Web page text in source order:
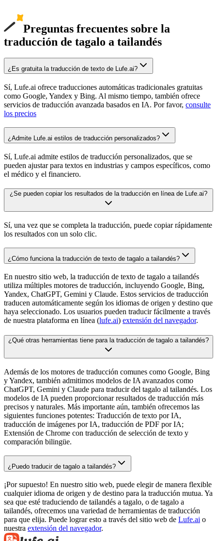
Preguntas frecuentes sobre la
traducción de tagalo a tailandés
¿Es gratuita la traducción de texto de Lufe.ai?
Sí, Lufe.ai ofrece traducciones automáticas tradicionales gratuitas
como Google, Yandex y Bing. Al mismo tiempo, también ofrece
servicios de traducción avanzada basados en IA. Por favor, consulte
los precios
¿Admite Lufe.ai estilos de traducción personalizados?
Sí, Lufe.ai admite estilos de traducción personalizados, que se
pueden ajustar para textos en industrias y campos específicos, como
el médico y el financiero.
¿Se pueden copiar los resultados de la traducción en línea de Lufe.ai?
Sí, una vez que se completa la traducción, puede copiar rápidamente
los resultados con un solo clic.
¿Cómo funciona la traducción de texto de tagalo a tailandés?
En nuestro sitio web, la traducción de texto de tagalo a tailandés
utiliza múltiples motores de traducción, incluyendo Google, Bing,
Yandex, ChatGPT, Gemini y Claude. Estos servicios de traducción
traducen automáticamente según los idiomas de origen y destino que
haya seleccionado. Los usuarios pueden traducir fácilmente a través
de nuestra plataforma en línea (lufe.ai) extensión del navegador.
¿Qué otras herramientas tiene para la traducción de tagalo a tailandés?
Además de los motores de traducción comunes como Google, Bing
y Yandex, también admitimos modelos de IA avanzados como
ChatGPT, Gemini y Claude para traducir del tagalo al tailandés. Los
modelos de IA pueden proporcionar resultados de traducción más
precisos y naturales. Más importante aún, también ofrecemos las
siguientes funciones potentes: Traducción de texto por IA,
traducción de imágenes por IA, traducción de PDF por IA;
Extensión de Chrome con traducción de selección de texto y
comparación bilingüe.
¿Puedo traducir de tagalo a tailandés?
¡Por supuesto! En nuestro sitio web, puede elegir de manera flexible
cualquier idioma de origen y de destino para la traducción mutua. Ya
sea que esté traduciendo de tailandés a tagalo, o de tagalo a
tailandés, ofrecemos una variedad de herramientas de traducción
para que elija. Puede lograr esto a través del sitio web de Lufe.ai o
nuestra extensión del navegador.